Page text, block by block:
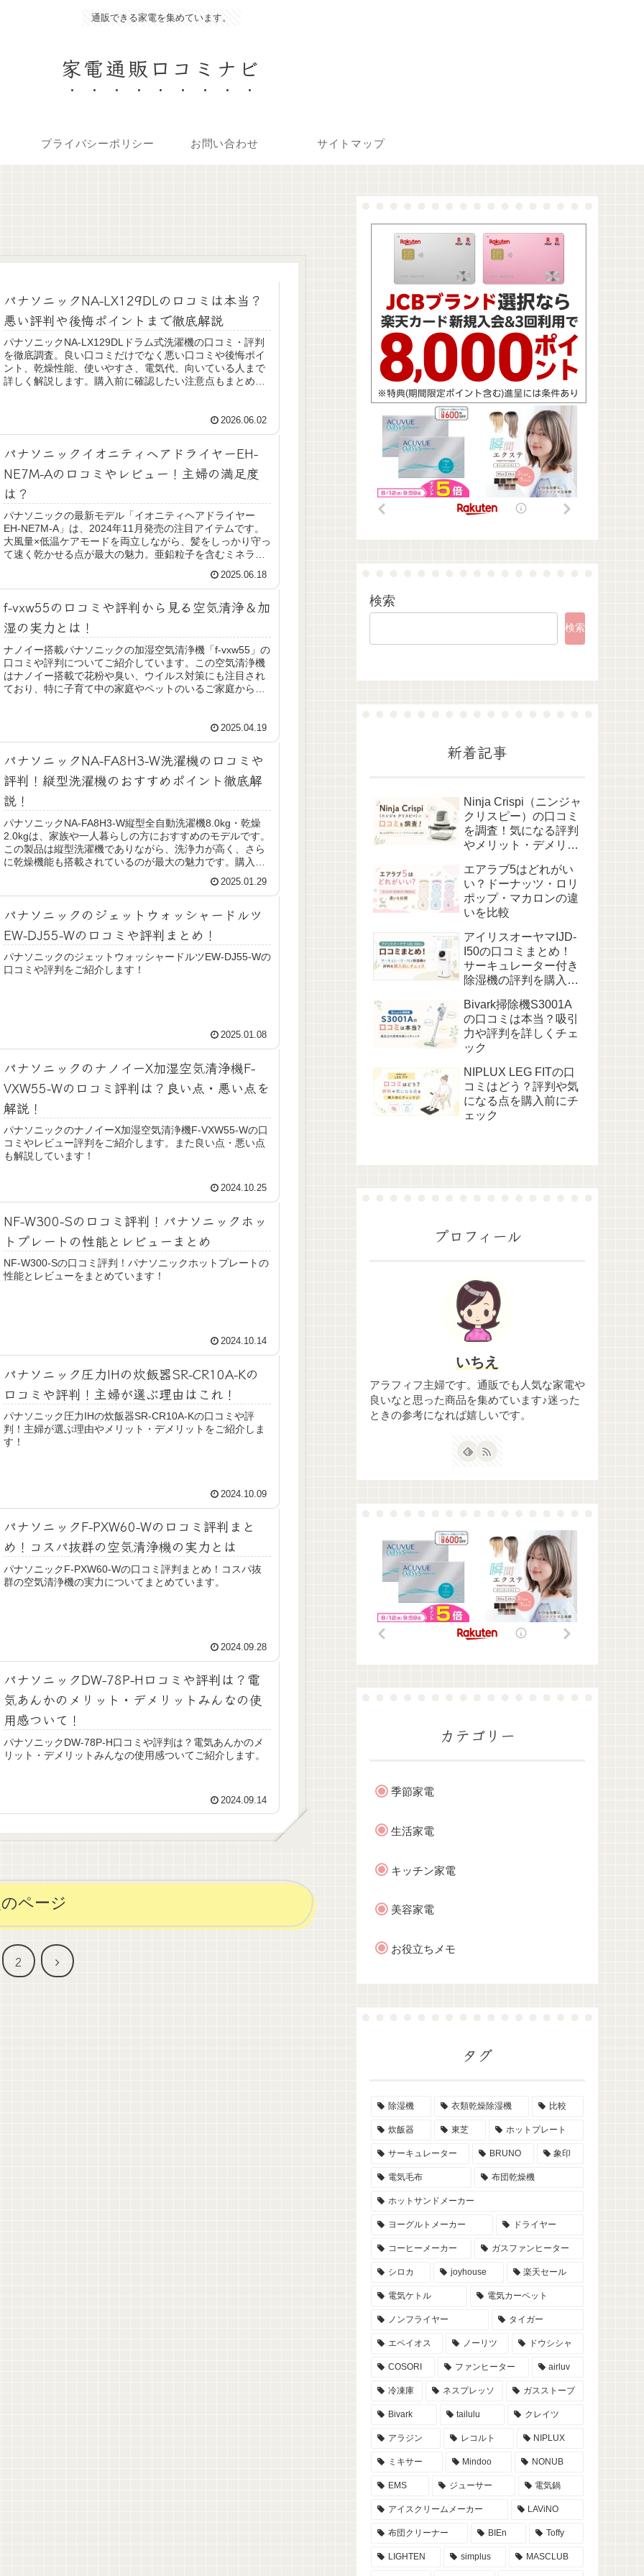
通販できる家電を集めています。
家電通販口コミナビ
プライバシーポリシー お問い合わせ サイトマップ
パナソニックNA-LX129DLの口コミは本当？
悪い評判や後悔ポイントまで徹底解説
パナソニックNA-LX129DLドラム式洗濯機の口コミ・評判
を徹底調査。良い口コミだけでなく悪い口コミや後悔ポイ
ント、乾燥性能、使いやすさ、電気代、向いている人まで
詳しく解説します。購入前に確認したい注意点もまとめま
2026.06.02
パナソニックイオニティヘアドライヤーEH-
NE7M-Aの口コミやレビュー！主婦の満足度
は？
パナソニックの最新モデル「イオニティヘアドライヤー
EH-NE7M-A」は、2024年11月発売の注目アイテムです。
大風量×低温ケアモードを両立しながら、髪をしっかり守っ
て速く乾かせる点が最大の魅力。亜鉛粒子を含むミネラル
2025.06.18
f-vxw55の口コミや評判から見る空気清浄＆加
湿の実力とは！
ナノイー搭載パナソニックの加湿空気清浄機「f-vxw55」の
口コミや評判についてご紹介しています。この空気清浄機
はナノイー搭載で花粉や臭い、ウイルス対策にも注目され
ており、特に子育て中の家庭やペットのいるご家庭から多
2025.04.19
パナソニックNA-FA8H3-W洗濯機の口コミや
評判！縦型洗濯機のおすすめポイント徹底解
説！
パナソニックNA-FA8H3-W縦型全自動洗濯機8.0kg・乾燥
2.0kgは、家族や一人暮らしの方におすすめのモデルです。
この製品は縦型洗濯機でありながら、洗浄力が高く、さら
に乾燥機能も搭載されているのが最大の魅力です。購入者
2025.01.29
パナソニックのジェットウォッシャードルツ
EW-DJ55-Wの口コミや評判まとめ！
パナソニックのジェットウォッシャードルツEW-DJ55-Wの
口コミや評判をご紹介します！
2025.01.08
パナソニックのナノイーX加湿空気清浄機F-
VXW55-Wの口コミ評判は？良い点・悪い点を
解説！
パナソニックのナノイーX加湿空気清浄機F-VXW55-Wの口
コミやレビュー評判をご紹介します。また良い点・悪い点
も解説しています！
2024.10.25
NF-W300-Sの口コミ評判！パナソニックホッ
トプレートの性能とレビューまとめ
NF-W300-Sの口コミ評判！パナソニックホットプレートの
性能とレビューをまとめています！
2024.10.14
パナソニック圧力IHの炊飯器SR-CR10A-Kの
口コミや評判！主婦が選ぶ理由はこれ！
パナソニック圧力IHの炊飯器SR-CR10A-Kの口コミや評
判！主婦が選ぶ理由やメリット・デメリットをご紹介しま
す！
2024.10.09
パナソニックF-PXW60-Wの口コミ評判まと
め！コスパ抜群の空気清浄機の実力とは
パナソニックF-PXW60-Wの口コミ評判まとめ！コスパ抜
群の空気清浄機の実力についてまとめています。
2024.09.28
パナソニックDW-78P-H口コミや評判は？電
気あんかのメリット・デメリットみんなの使
用感ついて！
パナソニックDW-78P-H口コミや評判は？電気あんかのメ
リット・デメリットみんなの使用感ついてご紹介します。
2024.09.14
ページ
2
次
検索
検索
新着記事
Ninja Crispi（ニンジャ
クリスピー）の口コミ
を調査！気になる評判
やメリット・デメリッ
エアラブ5はどれがい
い？ドーナッツ・ロリ
ポップ・マカロンの違
いを比較
アイリスオーヤマIJD-
I50の口コミまとめ！
サーキュレーター付き
除湿機の評判を購入前
Bivark掃除機S3001A
の口コミは本当？吸引
力や評判を詳しくチェ
ック
NIPLUX LEG FITの口
コミはどう？評判や気
になる点を購入前にチ
ェック
プロフィール
いちえ
アラフィフ主婦です。通販でも人気な家電や
良いなと思った商品を集めています♪迷った
ときの参考になれば嬉しいです。
カテゴリー
季節家電
生活家電
キッチン家電
美容家電
お役立ちメモ
タグ
除湿機 衣類乾燥除湿機 比較
炊飯器 東芝 ホットプレート
サーキュレーター BRUNO 象印
電気毛布 布団乾燥機
ホットサンドメーカー
ヨーグルトメーカー ドライヤー
コーヒーメーカー ガスファンヒーター
シロカ joyhouse 楽天セール
電気ケトル 電気カーペット
ノンフライヤー タイガー
エペイオス ノーリツ ドウシシャ
COSORI ファンヒーター airluv
冷凍庫 ネスプレッソ ガスストーブ
Bivark tailulu クレイツ
アラジン レコルト NIPLUX
ミキサー Mindoo NONUB
EMS ジューサー 電気鍋
アイスクリームメーカー LAViNO
布団クリーナー BIEn Toffy
LIGHTEN simplus MASCLUB